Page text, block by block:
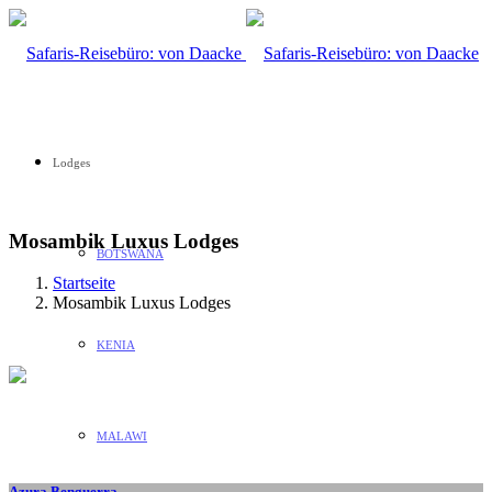
Lodges
BOTSWANA
KENIA
MALAWI
Mosambik Luxus Lodges
Startseite
Mosambik Luxus Lodges